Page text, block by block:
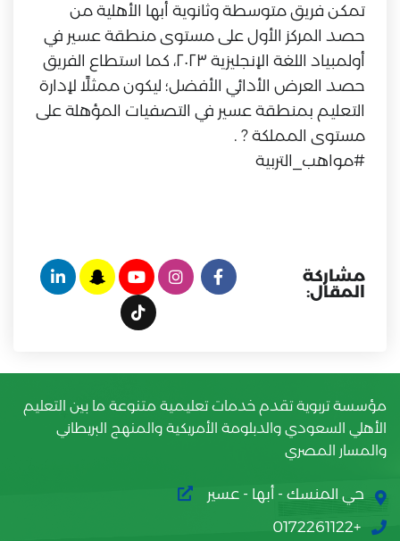
تمكن فريق متوسطة وثانوية أبها الأهلية من
حصد المركز الأول على مستوى منطقة عسير في
أولمبياد اللغة الإنجليزية ٢٠٢٣، كما استطاع الفريق
حصد العرض الأدائي الأفضل؛ ليكون ممثلًا لإدارة
التعليم بمنطقة عسير في التصفيات المؤهلة على
مستوى المملكة ? .
#مواهب_التربية
مشاركة
المقال:
مؤسسة تربوية تقدم خدمات تعليمية متنوعة ما بين التعليم
الأهلي السعودي والدبلومة الأمريكية والمنهج البريطاني
والمسار المصري
حي المنسك - أبها - عسير
+0172261122